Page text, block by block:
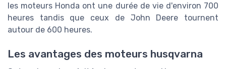
les moteurs Honda ont une durée de vie d'environ 700
heures tandis que ceux de John Deere tournent
autour de 600 heures.
Les avantages des moteurs husqvarna